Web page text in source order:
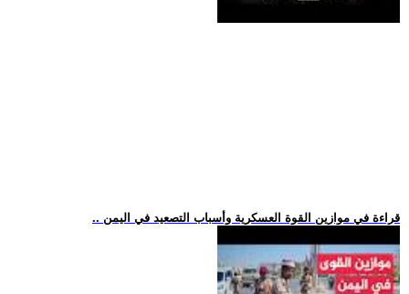
.. قراءة في موازين القوة العسكرية وأسباب التصعيد في اليمن